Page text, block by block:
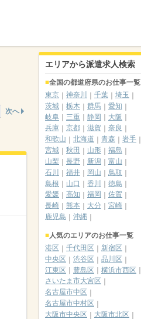
次へ
エリアから派遣求人検索
全国の都道府県のお仕事一覧
東京
神奈川 千葉
埼玉
茨城
栃木 群馬
愛知
岐阜
三重 静岡
大阪
兵庫
京都 滋賀
奈良
和歌山
北海道 青森
岩手
宮城
秋田 山形
福島
山梨
長野 新潟
富山
石川
福井 岡山
鳥取
島根
山口 香川
徳島
愛媛
高知 福岡
佐賀
長崎
熊本 大分
宮崎
鹿児島
沖縄
人気のエリアのお仕事一覧
港区
千代田区
新宿区
中央区
渋谷区
品川区
江東区
豊島区
横浜市西区
さいたま市大宮区
名古屋市中区
名古屋市中村区
大阪市中央区
大阪市北区